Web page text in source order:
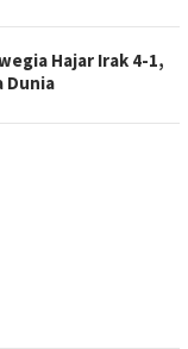
Hajar Irak 4-1,
Dunia